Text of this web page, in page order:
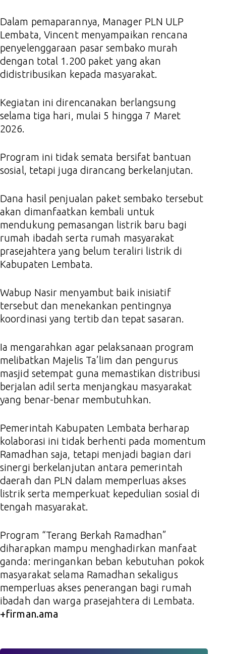
Dalam pemaparannya, Manager PLN ULP
Lembata, Vincent menyampaikan rencana
penyelenggaraan pasar sembako murah
dengan total 1.200 paket yang akan
didistribusikan kepada masyarakat.
Kegiatan ini direncanakan berlangsung
selama tiga hari, mulai 5 hingga 7 Maret
2026.
Program ini tidak semata bersifat bantuan
sosial, tetapi juga dirancang berkelanjutan.
Dana hasil penjualan paket sembako tersebut
akan dimanfaatkan kembali untuk
mendukung pemasangan listrik baru bagi
rumah ibadah serta rumah masyarakat
prasejahtera yang belum teraliri listrik di
Kabupaten Lembata.
Wabup Nasir menyambut baik inisiatif
tersebut dan menekankan pentingnya
koordinasi yang tertib dan tepat sasaran.
Ia mengarahkan agar pelaksanaan program
melibatkan Majelis Ta’lim dan pengurus
masjid setempat guna memastikan distribusi
berjalan adil serta menjangkau masyarakat
yang benar-benar membutuhkan.
Pemerintah Kabupaten Lembata berharap
kolaborasi ini tidak berhenti pada momentum
Ramadhan saja, tetapi menjadi bagian dari
sinergi berkelanjutan antara pemerintah
daerah dan PLN dalam memperluas akses
listrik serta memperkuat kepedulian sosial di
tengah masyarakat.
Program “Terang Berkah Ramadhan”
diharapkan mampu menghadirkan manfaat
ganda: meringankan beban kebutuhan pokok
masyarakat selama Ramadhan sekaligus
memperluas akses penerangan bagi rumah
ibadah dan warga prasejahtera di Lembata.
+firman.ama